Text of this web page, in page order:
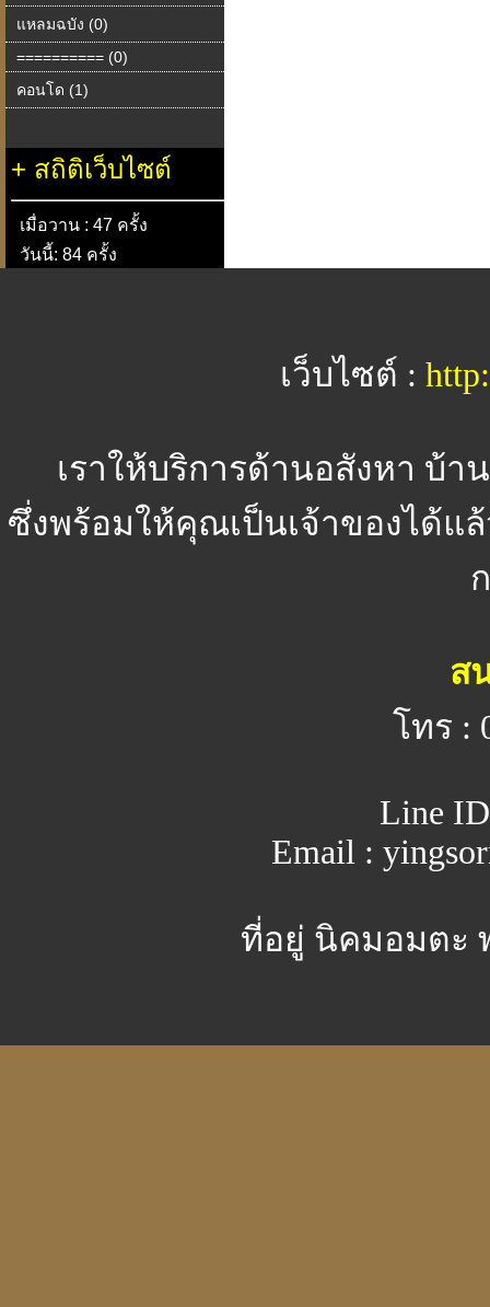
แหลมฉบัง (0)
========== (0)
คอนโด (1)
+ สถิติเว็บไซต์
เมื่อวาน : 47 ครั้ง
วันนี้: 84 ครั้ง
เว็บไซต์ :
เราให้บริการด้านอสังหา บ้
ซึ่งพร้อมให้คุณเป็นเจ้าของได้แ
ส
โทร :
Line
Email :
ที่อยู่ นิคมอมตะ